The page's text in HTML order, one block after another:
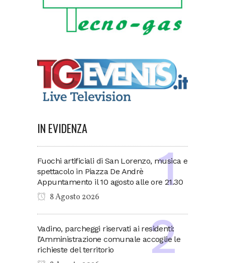
IN EVIDENZA
Fuochi artificiali di San Lorenzo, musica e
spettacolo in Piazza De Andrè
Appuntamento il 10 agosto alle ore 21.30
8 Agosto 2026
Vadino, parcheggi riservati ai residenti:
l’Amministrazione comunale accoglie le
richieste del territorio